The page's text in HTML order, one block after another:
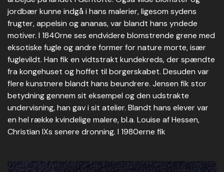
jordbær kunne indgå i hans malerier, ligesom sydens
frugter, appelsin og ananas, var blandt hans yndede
motiver. I 1840rne ses endvidere blomstrende grene med
eksotiske fugle og andre former for nature morte, især
fuglevildt. Han fik en vidtstrakt kundekreds, der spændte
fra kongehuset og hoffet til borgerskabet. Desuden var
flere kunstnere blandt hans beundrere. Jensen fik stor
betydning gennem sit eksempel og den udstrakte
undervisning, han gav i sit atelier. Blandt hans elever var
en hel række kvindelige malere, bl.a. Louise af Hessen,
Christian IXs senere dronning. I 1980erne fik